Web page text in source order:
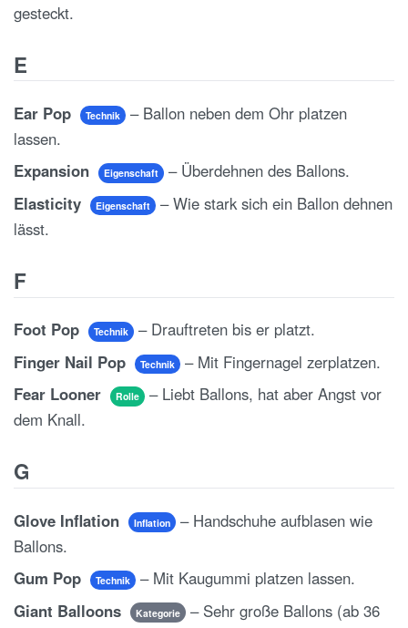
gesteckt.
E
Ear Pop Technik – Ballon neben dem Ohr platzen
lassen.
Expansion
Eigenschaft – Überdehnen des Ballons.
Elasticity
Eigenschaft – Wie stark sich ein Ballon dehnen
lässt.
F
Foot Pop Technik – Drauftreten bis er platzt.
Finger Nail Pop
Technik – Mit Fingernagel zerplatzen.
Fear Looner
Rolle – Liebt Ballons, hat aber Angst vor
dem Knall.
G
Glove Inflation Inflation – Handschuhe aufblasen wie
Ballons.
Gum Pop
Technik – Mit Kaugummi platzen lassen.
Giant Balloons
Kategorie – Sehr große Ballons (ab 36